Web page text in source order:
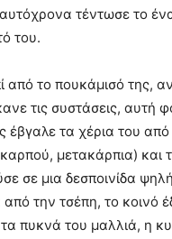
τέντωσε το
του.
το πουκάμισό της,
τις συστάσεις, αυτή
έβγαλε τα χέρια του
μετακάρπια) και
σε μια δεσποινίδα
την τσέπη, το κοινό
πυκνά του μαλλιά, η